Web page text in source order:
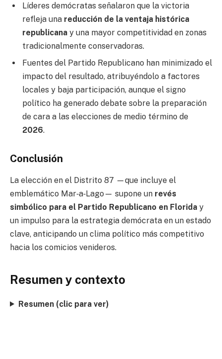
Líderes demócratas señalaron que la victoria
refleja una reducción de la ventaja histórica
republicana y una mayor competitividad en zonas
tradicionalmente conservadoras.
Fuentes del Partido Republicano han minimizado el
impacto del resultado, atribuyéndolo a factores
locales y baja participación, aunque el signo
político ha generado debate sobre la preparación
de cara a las elecciones de medio término de
2026.
Conclusión
La elección en el Distrito 87 —que incluye el
emblemático Mar‑a‑Lago— supone un revés
simbólico para el Partido Republicano en Florida y
un impulso para la estrategia demócrata en un estado
clave, anticipando un clima político más competitivo
hacia los comicios venideros.
Resumen y contexto
Resumen (clic para ver)